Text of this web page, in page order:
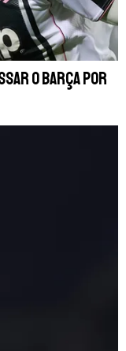
o Barça por